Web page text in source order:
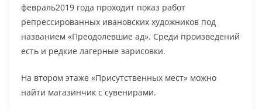
февраль2019 года проходит показ работ
репрессированных ивановских художников под
названием «Преодолевшие ад». Среди произведений
есть и редкие лагерные зарисовки.
На втором этаже «Присутственных мест» можно
найти магазинчик с сувенирами.